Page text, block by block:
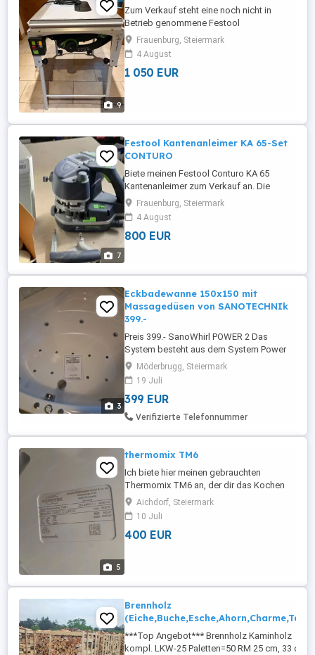
9
Zum Verkauf steht eine noch nicht in
Betrieb genommene Festool
Tischkreissäge TKS 80 EBS im Set. Kauf
im März 2022. Lieferumfang: - Absaug-Set
- Gabelschlüssel SW23 - Gabelschlüssel
SW50 - HW Universal Sägeblatt W40 -
Frauenburg, Steiermark
4 August
1 050 EUR
7
Festool Kantenanleimer KA 65-Set
CONTURO
Biete meinen Festool Conturo KA 65
Kantenanleimer zum Verkauf an. Die
Maschine befindet sich in einem
neuwertigen Zustand und wurde lediglich
zweimal verwendet. Der Neukauf erfolgte
im Juli 2023. Die Maschine funktioniert
Frauenburg, Steiermark
4 August
800 EUR
3
Eckbadewanne 150x150 mit
Massagedüsen von SANOTECHNIk
399.-
Preis 399.- SanoWhirl POWER 2 Das
System besteht aus dem System Power
10 Seitendüsen und 10 Bodendüsen, aus
denen vorgewärmte Luft in die Wanne
strömt. Auch eine automatische
Desinfektions-Nachspülanlage ist
beinhaltet. Diese setzt sich automatisch
Betrieb und spült ...
Möderbrugg, Steiermark
19 Juli
399 EUR
Verifizierte Telefonnummer
5
thermomix TM6
Ich biete hier meinen gebrauchten
Thermomix TM6 an, der dir das Kochen
und Backen erheblich erleichtert. Dieses
vielseitige Küchengerät kommt mit
umfangreichem Zubehör, das dir viele
Möglichkeiten in der Küche eröffnet.
Aichdorf, Steiermark
10 Juli
400 EUR
Brennholz
***Top Angebot*** Brennholz Kaminholz
kompl. LKW-25 Paletten=50 RM 25 cm, 33 cm,